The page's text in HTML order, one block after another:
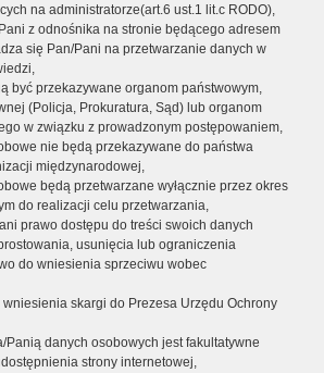
na administratorze(art.6 ust.1 lit.c RODO),
z odnośnika na stronie będącego adresem
się Pan/Pani na przetwarzanie danych w
być przekazywane organom państwowym,
(Policja, Prokuratura, Sąd) lub organom
w związku z prowadzonym postępowaniem,
nie będą przekazywane do państwa
międzynarodowej,
będą przetwarzane wyłącznie przez okres
do realizacji celu przetwarzania,
prawo dostępu do treści swoich danych
usunięcia lub ograniczenia
do wniesienia sprzeciwu wobec
skargi do Prezesa Urzędu Ochrony
Panią danych osobowych jest fakultatywne
strony internetowej,